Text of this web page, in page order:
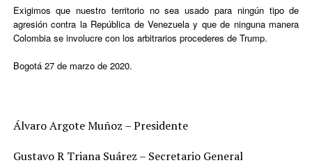
Exigimos que nuestro territorio no sea usado para ningún tipo de
agresión contra la República de Venezuela y que de ninguna manera
Colombia se involucre con los arbitrarios procederes de Trump.
Bogotá 27 de marzo de 2020.
Álvaro Argote Muñoz – Presidente
Gustavo R Triana Suárez – Secretario General